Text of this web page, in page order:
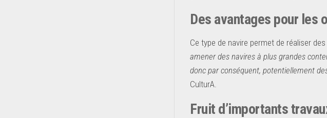
Des avantages pour
Ce type de navire permet de réaliser
amener des navires à plus grandes
donc par conséquent, potentiellement
CulturA.
Fruit d’importants